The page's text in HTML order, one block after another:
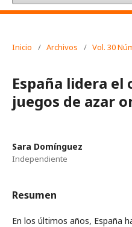
Inicio / Archivos / Vol. 30
España lidera
juegos de azar
Sara Domínguez
Independiente
Resumen
En los últimos años, España